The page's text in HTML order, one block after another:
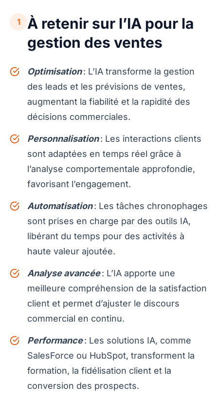
1
À retenir sur l’IA pour la
gestion des ventes
Optimisation: L’IA transforme la gestion
des leads et les prévisions de ventes,
augmentant la fiabilité et la rapidité des
décisions commerciales.
Personnalisation: Les interactions clients
sont adaptées en temps réel grâce à
l’analyse comportementale approfondie,
favorisant l’engagement.
Automatisation: Les tâches chronophages
sont prises en charge par des outils IA,
libérant du temps pour des activités à
haute valeur ajoutée.
Analyse avancée: L’IA apporte une
meilleure compréhension de la satisfaction
client et permet d’ajuster le discours
commercial en continu.
Performance: Les solutions IA, comme
SalesForce ou HubSpot, transforment la
formation, la fidélisation client et la
conversion des prospects.